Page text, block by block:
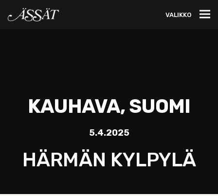
VALIKKO
KAUHAVA, SUOMI
5.4.2025
HÄRMÄN KYLPYLÄ